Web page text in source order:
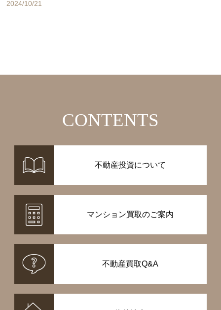
2024/10/21
CONTENTS
不動産投資について
マンション買取のご案内
不動産買取Q&A